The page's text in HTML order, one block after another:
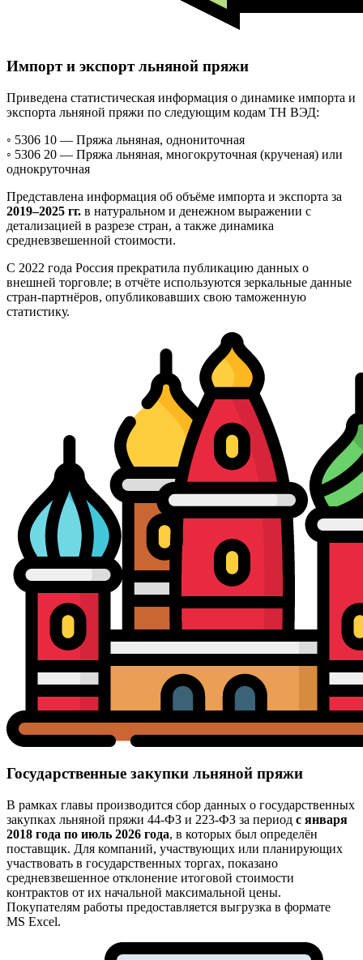
Импорт и экспорт льняной пряжи
Приведена статистическая информация о динамике импорта и
экспорта льняной пряжи по следующим кодам ТН ВЭД:
◦ 5306 10 — Пряжа льняная, однониточная
◦ 5306 20 — Пряжа льняная, многокруточная (крученая) или
однокруточная
Представлена информация об объёме импорта и экспорта за
2019–2025 гг. в натуральном и денежном выражении с
детализацией в разрезе стран, а также динамика
средневзвешенной стоимости.
С 2022 года Россия прекратила публикацию данных о
внешней торговле; в отчёте используются зеркальные данные
стран-партнёров, опубликовавших свою таможенную
статистику.
Государственные закупки льняной пряжи
В рамках главы производится сбор данных о государственных
закупках льняной пряжи 44-ФЗ и 223-ФЗ за период с января
2018 года по июль 2026 года, в которых был определён
поставщик. Для компаний, участвующих или планирующих
участвовать в государственных торгах, показано
средневзвешенное отклонение итоговой стоимости
контрактов от их начальной максимальной цены.
Покупателям работы предоставляется выгрузка в формате
MS Excel.